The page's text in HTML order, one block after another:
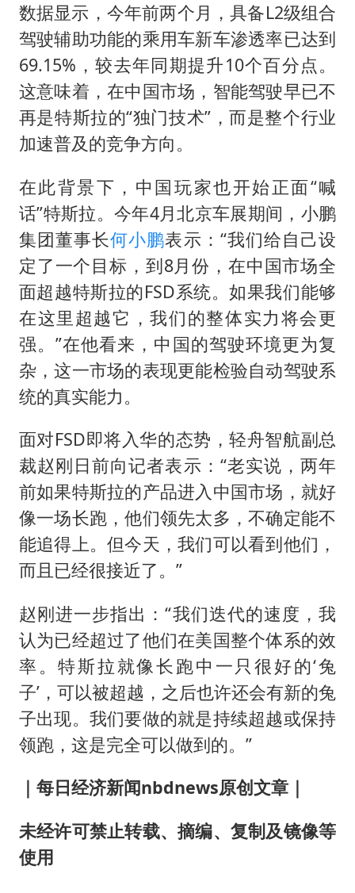
数据显示，今年前两个月，具备L2级组合
驾驶辅助功能的乘用车新车渗透率已达到
69.15%，较去年同期提升10个百分点。
这意味着，在中国市场，智能驾驶早已不
再是特斯拉的“独门技术”，而是整个行业
加速普及的竞争方向。
在此背景下，中国玩家也开始正面“喊
话”特斯拉。今年4月北京车展期间，小鹏
集团董事长何小鹏表示：“我们给自己设
定了一个目标，到8月份，在中国市场全
面超越特斯拉的FSD系统。如果我们能够
在这里超越它，我们的整体实力将会更
强。”在他看来，中国的驾驶环境更为复
杂，这一市场的表现更能检验自动驾驶系
统的真实能力。
面对FSD即将入华的态势，轻舟智航副总
裁赵刚日前向记者表示：“老实说，两年
前如果特斯拉的产品进入中国市场，就好
像一场长跑，他们领先太多，不确定能不
能追得上。但今天，我们可以看到他们，
而且已经很接近了。”
赵刚进一步指出：“我们迭代的速度，我
认为已经超过了他们在美国整个体系的效
率。特斯拉就像长跑中一只很好的‘兔
子’，可以被超越，之后也许还会有新的兔
子出现。我们要做的就是持续超越或保持
领跑，这是完全可以做到的。”
｜每日经济新闻nbdnews原创文章｜
未经许可禁止转载、摘编、复制及镜像等
使用